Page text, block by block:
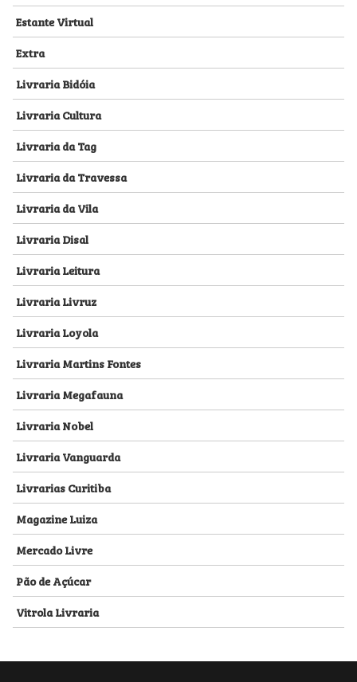
Estante Virtual
Extra
Livraria Bidóia
Livraria Cultura
Livraria da Tag
Livraria da Travessa
Livraria da Vila
Livraria Disal
Livraria Leitura
Livraria Livruz
Livraria Loyola
Livraria Martins Fontes
Livraria Megafauna
Livraria Nobel
Livraria Vanguarda
Livrarias Curitiba
Magazine Luiza
Mercado Livre
Pão de Açúcar
Vitrola Livraria